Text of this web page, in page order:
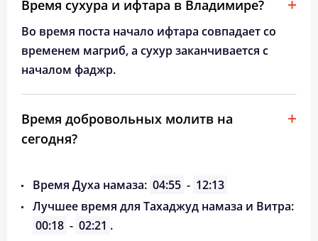
Время сухура и ифтара в Владимире?
Во время поста начало ифтара совпадает со
временем магриб, а сухур заканчивается с
началом фаджр.
Время добровольных молитв на
сегодня?
Время Духа намаза: 04:55 - 12:13
Лучшее время для Тахаджуд намаза и Витра:
00:18 - 02:21 .